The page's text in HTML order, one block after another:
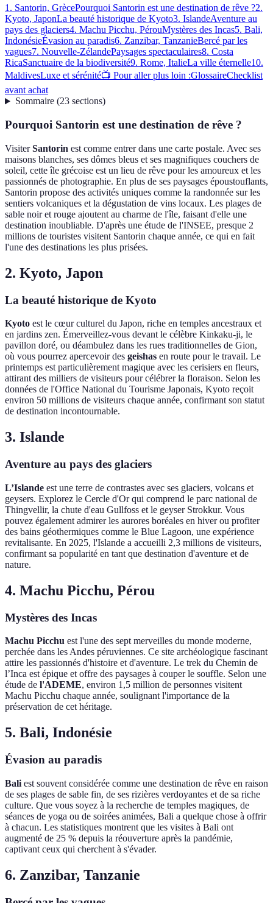
1. Santorin, GrècePourquoi Santorin est une destination de rêve ?2.
Kyoto, JaponLa beauté historique de Kyoto3. IslandeAventure au
pays des glaciers4. Machu Picchu, PérouMystères des Incas5. Bali,
IndonésieÉvasion au paradis6. Zanzibar, TanzanieBercé par les
vagues7. Nouvelle-ZélandePaysages spectaculaires8. Costa
RicaSanctuaire de la biodiversité9. Rome, ItalieLa ville éternelle10.
MaldivesLuxe et sérénité📺 Pour aller plus loin :GlossaireChecklist
avant achat
Sommaire(23 sections)
Pourquoi Santorin est une destination de rêve ?
VisiterSantorin est comme entrer dans une carte postale. Avec ses
maisons blanches, ses dômes bleus et ses magnifiques couchers de
soleil, cette île grécoise est un lieu de rêve pour les amoureux et les
passionnés de photographie. En plus de ses paysages époustouflants,
Santorin propose des activités uniques comme la randonnée sur les
sentiers volcaniques et la dégustation de vins locaux. Les plages de
sable noir et rouge ajoutent au charme de l'île, faisant d'elle une
destination inoubliable. D'après une étude de l'INSEE, presque 2
millions de touristes visitent Santorin chaque année, ce qui en fait
l'une des destinations les plus prisées.
2. Kyoto, Japon
La beauté historique de Kyoto
Kyoto est le cœur culturel du Japon, riche en temples ancestraux et
en jardins zen. Émerveillez-vous devant le célèbre Kinkaku-ji, le
pavillon doré, ou déambulez dans les rues traditionnelles de Gion,
où vous pourrez apercevoir des geishas en route pour le travail. Le
printemps est particulièrement magique avec les cerisiers en fleurs,
attirant des milliers de visiteurs pour célébrer la floraison. Selon les
données de l'Office National du Tourisme Japonais, Kyoto reçoit
environ 50 millions de visiteurs chaque année, confirmant son statut
de destination incontournable.
3. Islande
Aventure au pays des glaciers
L’Islande est une terre de contrastes avec ses glaciers, volcans et
geysers. Explorez le Cercle d'Or qui comprend le parc national de
Thingvellir, la chute d'eau Gullfoss et le geyser Strokkur. Vous
pouvez également admirer les aurores boréales en hiver ou profiter
des bains géothermiques comme le Blue Lagoon, une expérience
revitalisante. En 2025, l'Islande a accueilli 2,3 millions de visiteurs,
confirmant sa popularité en tant que destination d'aventure et de
nature.
4. Machu Picchu, Pérou
Mystères des Incas
Machu Picchu est l'une des sept merveilles du monde moderne,
perchée dans les Andes péruviennes. Ce site archéologique fascinant
attire les passionnés d'histoire et d'aventure. Le trek du Chemin de
l’Inca est épique et offre des paysages à couper le souffle. Selon une
étude de l'ADEME, environ 1,5 million de personnes visitent
Machu Picchu chaque année, soulignant l'importance de la
préservation de cet héritage.
5. Bali, Indonésie
Évasion au paradis
Bali est souvent considérée comme une destination de rêve en raison
de ses plages de sable fin, de ses rizières verdoyantes et de sa riche
culture. Que vous soyez à la recherche de temples magiques, de
séances de yoga ou de soirées animées, Bali a quelque chose à offrir
à chacun. Les statistiques montrent que les visites à Bali ont
augmenté de 25 % depuis la réouverture après la pandémie,
captivant ceux qui cherchent à s'évader.
6. Zanzibar, Tanzanie